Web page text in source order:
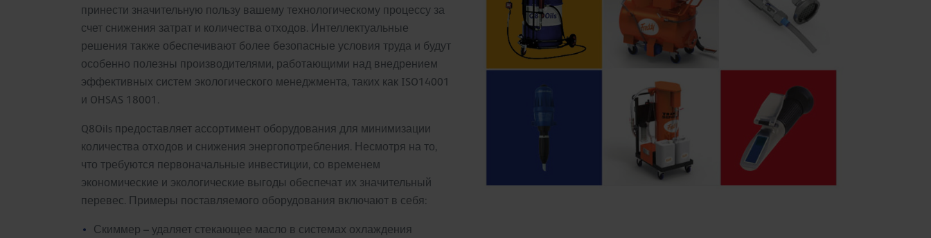
принести значительную пользу вашему технологическому процессу за
счет снижения затрат и количества отходов. Интеллектуальные
решения также обеспечивают более безопасные условия труда и будут
особенно полезны производителями, работающими над внедрением
эффективных систем экологического менеджмента, таких как ISO14001
и OHSAS 18001.
Q8Oils предоставляет ассортимент оборудования для минимизации
количества отходов и снижения энергопотребления. Несмотря на то,
что требуются первоначальные инвестиции, со временем
экономические и экологические выгоды обеспечат их значительный
перевес. Примеры поставляемого оборудования включают в себя:
Скиммер – удаляет стекающее масло в системах охлаждения